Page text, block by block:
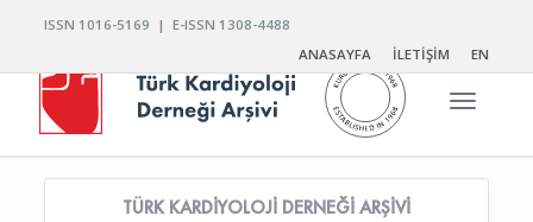
ISSN 1016-5169 | E-ISSN 1308-4488
ANASAYFA
İLETİŞİM EN
Toggle
TÜRK KARDİYOLOJİ DERNEĞİ ARŞİVİ